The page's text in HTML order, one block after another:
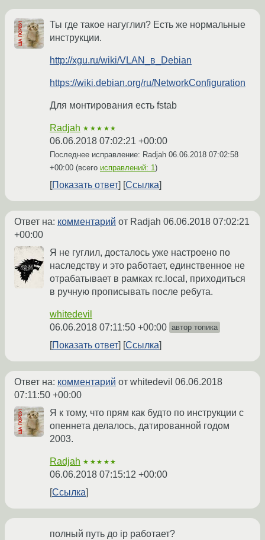
Ты где такое нагуглил? Есть же нормальные
инструкции.
http://xgu.ru/wiki/VLAN_в_Debian
https://wiki.debian.org/ru/NetworkConfiguration
Для монтирования есть fstab
Radjah ★★★★★
06.06.2018 07:02:21 +00:00
Последнее исправление: Radjah 06.06.2018 07:02:58
+00:00 (всего исправлений: 1)
Показать ответ Ссылка
Ответ на: комментарий от Radjah 06.06.2018 07:02:21
+00:00
Я не гуглил, досталось уже настроено по
наследству и это работает, единственное не
отрабатывает в рамках rc.local, приходиться
в ручную прописывать после ребута.
whitedevil
06.06.2018 07:11:50 +00:00 автор топика
Показать ответ Ссылка
Ответ на: комментарий от whitedevil 06.06.2018
07:11:50 +00:00
Я к тому, что прям как будто по инструкции с
опеннета делалось, датированной годом
2003.
Radjah ★★★★★
06.06.2018 07:15:12 +00:00
Ссылка
полный путь до ip работает?